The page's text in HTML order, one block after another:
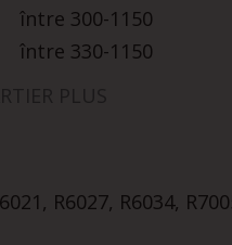
între 300-1150
între 330-1150
R6027, R6034,